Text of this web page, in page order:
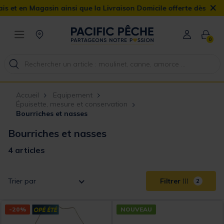
Magasin ainsi que la Livraison Domicile offerte dès 90€ ×
0
Accueil
Equipement
Épuisette, mesure et conservation
Bourriches et nasses
Bourriches et nasses
4 articles
Trier par Filtrer 2
-20% NOUVEAU